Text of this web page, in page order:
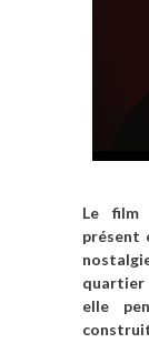
Le film
présent
elle